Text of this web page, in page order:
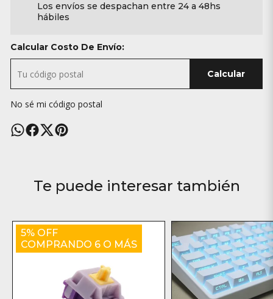
Los envíos se despachan entre 24 a 48hs
hábiles
Calcular Costo De Envío:
Calcular
No sé mi código postal
Te puede interesar también
5% OFF
COMPRANDO 6 O MÁS